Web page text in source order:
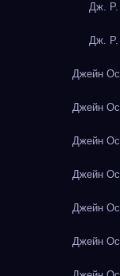
Дж. Р.
Дж. Р.
Джейн
Джейн
Джейн
Джейн
Джейн
Джейн